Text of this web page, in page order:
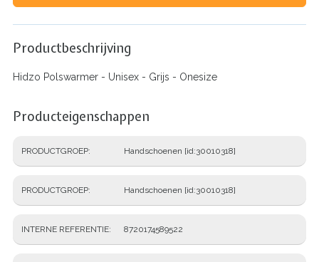
Productbeschrijving
Hidzo Polswarmer - Unisex - Grijs - Onesize
Producteigenschappen
PRODUCTGROEP Handschoenen [id:30010318]
PRODUCTGROEP Handschoenen [id:30010318]
INTERNE REFERENTIE 8720174589522